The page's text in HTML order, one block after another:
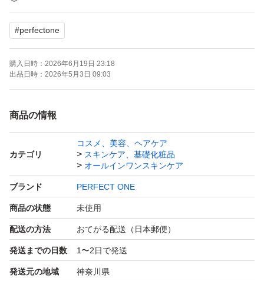
よろしくお願いいたします。
#perfectone
購入日時： 2026年6月19日 23:18
出品日時： 2026年5月3日 09:03
商品の情報
カテゴリ
コスメ、美容、ヘアケア
スキンケア、基礎化粧品
オールインワンスキンケア
ブランド PERFECT ONE
商品の状態 未使用
配送の方法 おてがる配送（日本郵便）
発送までの日数 1〜2日で発送
発送元の地域 神奈川県